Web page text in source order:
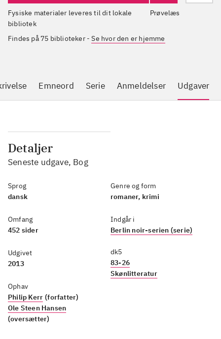
Prøvelæs
Fysiske materialer leveres til dit lokale
bibliotek
Findes på 75 biblioteker-Se hvor den er hjemme
Emneord Serie Anmeldelser Udgaver
Detaljer
Seneste udgave, Bog
Sprog
dansk
Omfang
452 sider
Udgivet
2013
Ophav
Philip Kerr (forfatter)
Ole Steen Hansen
(oversætter)
Genre og form
romaner, krimi
Indgår i
Berlin noir-serien (serie)
dk5
83-26
Skønlitteratur